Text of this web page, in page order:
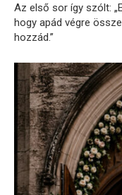
Az első sor így szólt:
hogy apád végre
hozzád.”